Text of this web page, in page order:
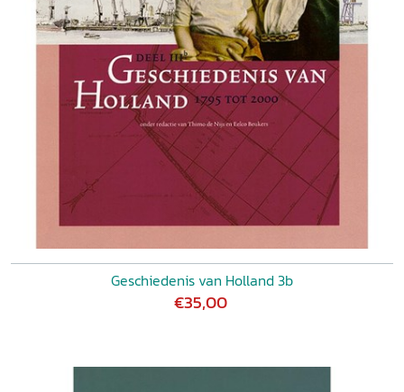
Geschiedenis van Holland 3b
€35,00